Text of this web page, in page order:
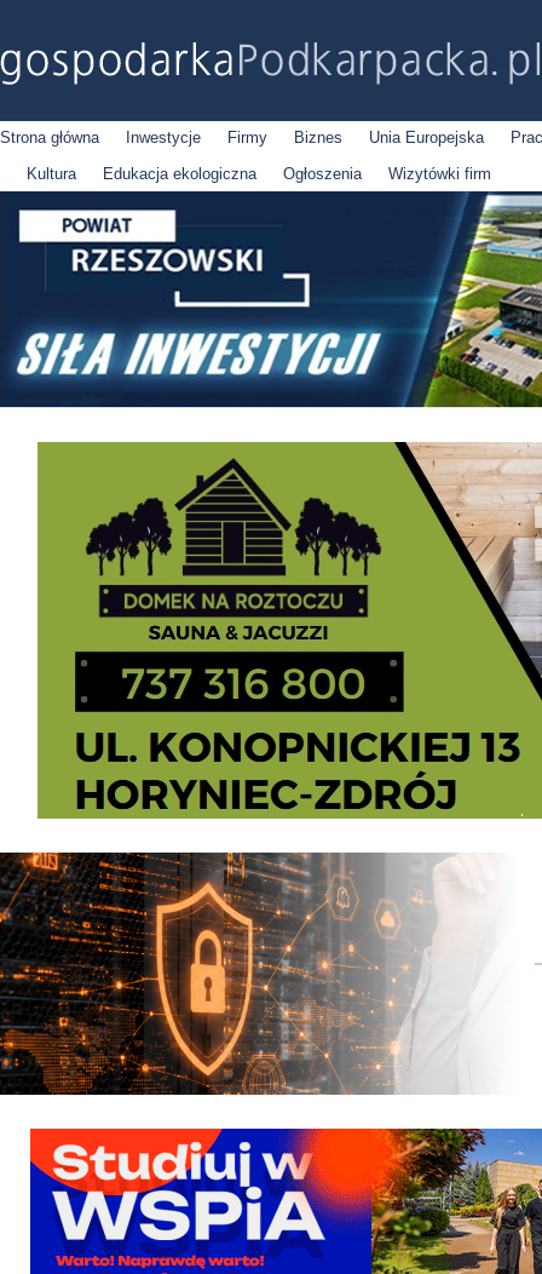
Strona główna Inwestycje Firmy Biznes Unia Europejska
Kultura
Edukacja ekologiczna Ogłoszenia Wizytówki firm